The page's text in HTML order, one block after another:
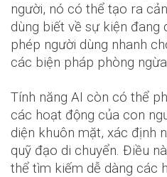
người, nó có thể tạo ra
dùng biết về sự kiện đang
phép người dùng nhanh
các biện pháp phòng
Tính năng AI còn có thể
các hoạt động của con
diện khuôn mặt, xác định
quỹ đạo di chuyển. Điều
thể tìm kiếm dễ dàng các